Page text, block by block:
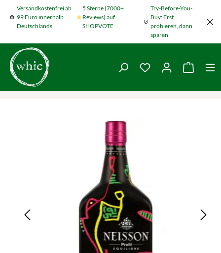
Zum Hauptinhalt springen
Versandkostenfrei ab
99 Euro innerhalb
Deutschlands
5 Sterne (7000+
Reviews) auf
SHOPVOTE
Try-Before-You-
Buy: Erst
probieren, dann
sparen
Du hast 0
Bildergalerie überspringen